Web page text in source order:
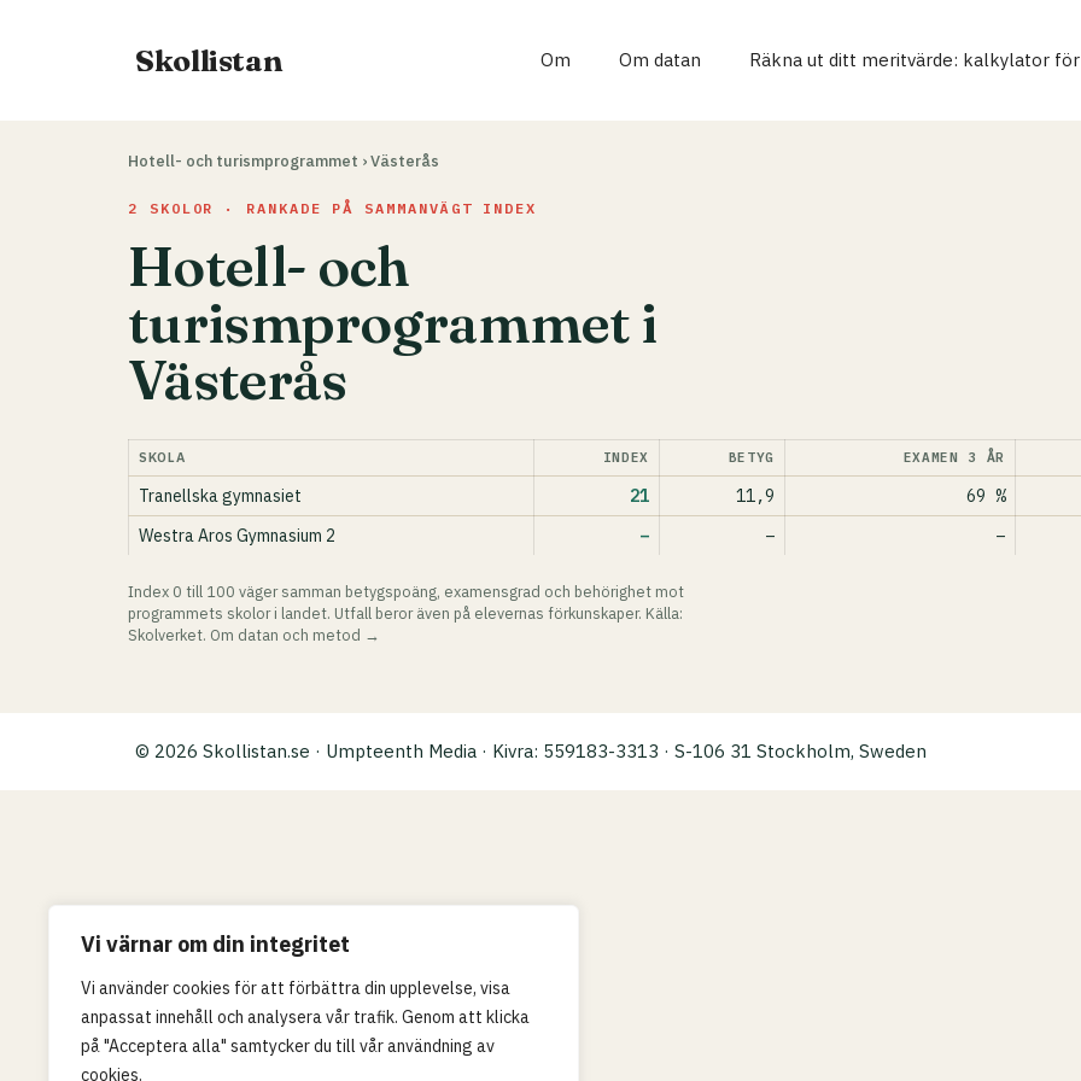
Vi värnar om din integritet
Vi använder cookies för att förbättra din upplevelse, visa
anpassat innehåll och analysera vår trafik. Genom att klicka
på "Acceptera alla" samtycker du till vår användning av
cookies.
Skollistan Om Om datan Räkna ut ditt meritvärde: kalkylator
Hotell- och turismprogrammet ›Västerås
2 SKOLOR · RANKADE PÅ SAMMANVÄGT INDEX
Hotell- och
turismprogrammet i
Västerås
SKOLA INDEX BETYG EXAMEN 3 ÅR
Tranellska gymnasiet 21 11,9 69 %
Westra Aros Gymnasium 2
– – –
Index 0 till 100 väger samman betygspoäng, examensgrad och behörighet mot
programmets skolor i landet. Utfall beror även på elevernas förkunskaper. Källa:
Skolverket. Om datan och metod →
© 2026 Skollistan.se · Umpteenth Media · Kivra: 559183-3313 · S-106 31 Stockholm, Sweden